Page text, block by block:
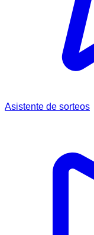
Asistente de sorteos